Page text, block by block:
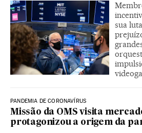
sua
PANDEMIA DE CORONAVÍRUS
Missão da OMS visita
protagonizou a origem da